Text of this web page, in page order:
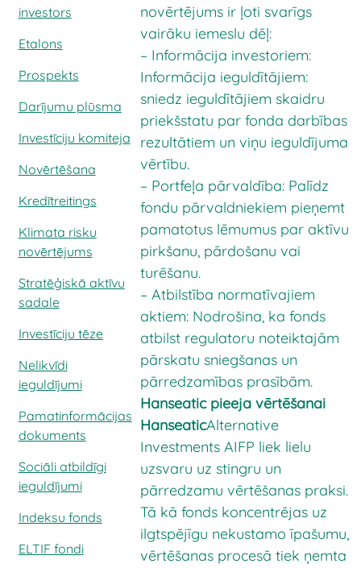
investors
Etalons
Prospekts
Darījumu plūsma
Investīciju komiteja
Novērtēšana
Kredītreitings
Klimata risku
novērtējums
Stratēģiskā aktīvu
sadale
Investīciju tēze
Nelikvīdi
ieguldījumi
Pamatinformācijas
dokuments
Sociāli atbildīgi
ieguldījumi
Indeksu fonds
ELTIF fondi
novērtējums ir ļoti svarīgs
vairāku iemeslu dēļ:
– Informācija investoriem:
Informācija ieguldītājiem:
sniedz ieguldītājiem skaidru
priekšstatu par fonda darbības
rezultātiem un viņu ieguldījuma
vērtību.
– Portfeļa pārvaldība: Palīdz
fondu pārvaldniekiem pieņemt
pamatotus lēmumus par aktīvu
pirkšanu, pārdošanu vai
turēšanu.
– Atbilstība normatīvajiem
aktiem: Nodrošina, ka fonds
atbilst regulatoru noteiktajām
pārskatu sniegšanas un
pārredzamības prasībām.
Hanseatic pieeja vērtēšanai
HanseaticAlternative
Investments AIFP liek lielu
uzsvaru uz stingru un
pārredzamu vērtēšanas praksi.
Tā kā fonds koncentrējas uz
ilgtspējīgu nekustamo īpašumu,
vērtēšanas procesā tiek ņemta